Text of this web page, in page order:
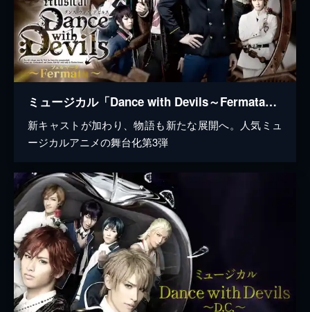
ミュージカル「Dance with Devils～Fermata（フェルマータ）～」
新キャストが加わり、物語も新たな展開へ。人気ミュ
ージカルアニメの舞台化第3弾